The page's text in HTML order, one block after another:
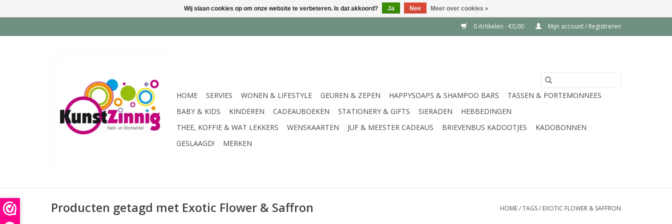
0 Artikelen - €0,00 Mijn account / Registreren
HOME SERVIES WONEN & LIFESTYLE GEUREN & ZEPEN HAPPYSOAPS & SHAMPOO BARS
TASSEN & PORTEMONNEES
BABY & KIDS
KINDEREN CADEAUBOEKEN STATIONERY & GIFTS SIERADEN
HEBBEDINGEN
THEE, KOFFIE & WAT LEKKERS
WENSKAARTEN JUF & MEESTER CADEAUS BRIEVENBUS KADOOTJES
KADOBONNEN
GESLAAGD!
MERKEN
Producten getagd met Exotic Flower & Saffron HOME/TAGS/ EXOTIC FLOWER & SAFFRON
Wij slaan cookies op om onze website te verbeteren. Is dat akkoord? Ja Nee Meer over cookies »